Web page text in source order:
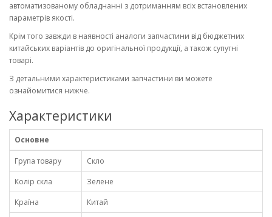
автоматизованому обладнанні з дотриманням всіх встановлених
параметрів якості.
Крім того завжди в наявності аналоги запчастини від бюджетних
китайських варіантів до оригінальної продукції, а також супутні
товарі.
З детальними характеристиками запчастини ви можете
ознайомитися нижче.
Характеристики
Основне
Група товару
Скло
Колір скла
Зелене
Країна
Китай